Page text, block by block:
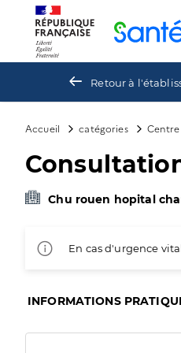
Retour à
Accueil catégories
Chu rouen hopital
En cas d'urgence
INFORMATIONS
Panneau de gestion des cookies